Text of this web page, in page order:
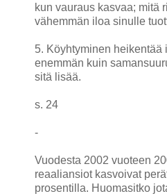
kun vauraus kasvaa; mitä
vähemmän iloa sinulle
5. Köyhtyminen heikentää
enemmän kuin
sitä lisää.
s. 24
-
Vuodesta 2002 vuoteen
reaaliansiot kasvoivat
prosentilla. Huomasitko